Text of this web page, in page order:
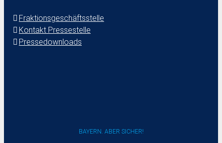
Fraktionsgeschäftsstelle
Kontakt Pressestelle
Pressedownloads
BAYERN. ABER SICHER!